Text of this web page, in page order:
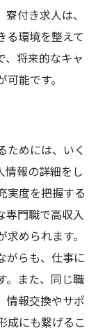
付き求人は、
る環境を整えて
、将来的なキャ
能です。
ためには、いく
情報の詳細をし
実度を把握する
専門職で高収入
められます。
がらも、仕事に
。また、同じ職
情報交換やサポ
成にも繋げるこ